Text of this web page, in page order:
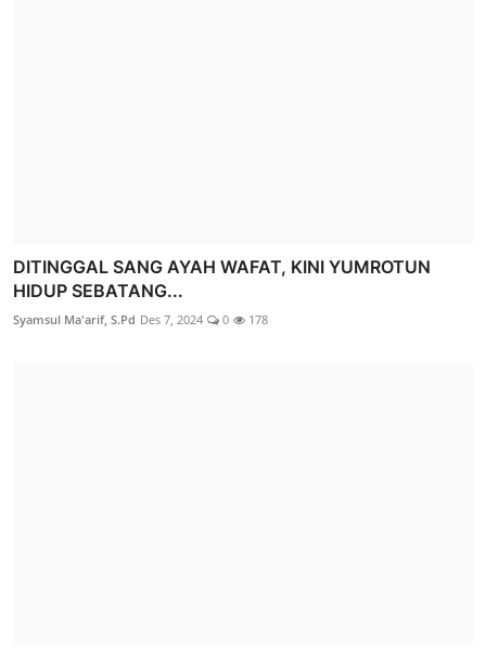
DITINGGAL SANG AYAH WAFAT, KINI YUMROTUN
HIDUP SEBATANG...
Syamsul Ma'arif, S.Pd Des 7, 2024 0 178